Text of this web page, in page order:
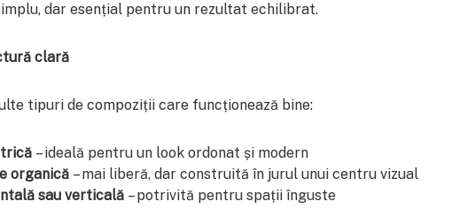
dar esențial pentru un rezultat echilibrat.
clară
tipuri de compoziții care funcționează bine:
– ideală pentru un look ordonat și modern
organică – mai liberă, dar construită în jurul unui centru vizual
sau verticală – potrivită pentru spații înguste